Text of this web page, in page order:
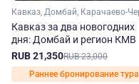
Кавказ за два новогодних
дня: Домбай и регион КМВ
RUB 21,350RUB 23,000
Раннее бронирование тура